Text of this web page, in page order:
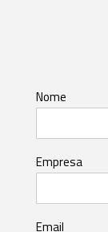
Nome
Empresa
Email